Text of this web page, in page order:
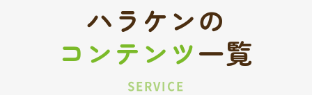
ハラケンの
コンテンツ一覧
SERVICE